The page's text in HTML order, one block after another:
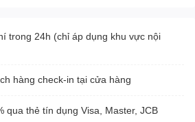
trong 24h (chỉ áp dụng khu vực nội
hàng check-in tại cửa hàng
qua thẻ tín dụng Visa, Master, JCB